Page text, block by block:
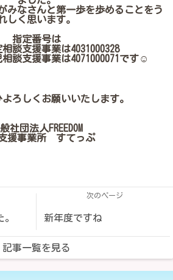
みなさんと第一歩を歩めることをう
しく思います。
指定番号は
談支援事業は4031000328
援事業は4071000071です☺
ろしくお願いいたします。
社団法人FREEDOM
援事業所 すてっぷ
次のページ
新年度ですね
記事一覧を見る